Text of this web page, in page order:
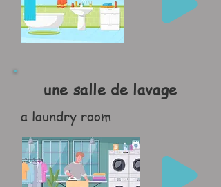
une salle de lavage
a laundry room